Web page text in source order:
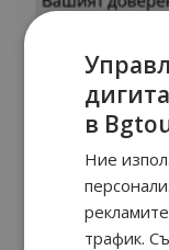
в
Ние
трафик.